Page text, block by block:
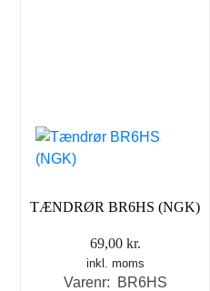
TÆNDRØR BR6HS (NGK)
69,00 kr.
inkl. moms
Varenr: BR6HS